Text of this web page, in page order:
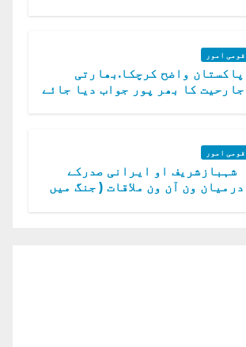
قومی امور
پاکستان واضح کرچکا.بھارتی
جارحیت کا بھر پور جواب دیا جائے
قومی امور
شہبازشریف او ایرانی صدرکے
درمیان ون آن ون ملاقات ( جنگ میں